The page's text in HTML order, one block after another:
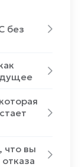
без
что вы